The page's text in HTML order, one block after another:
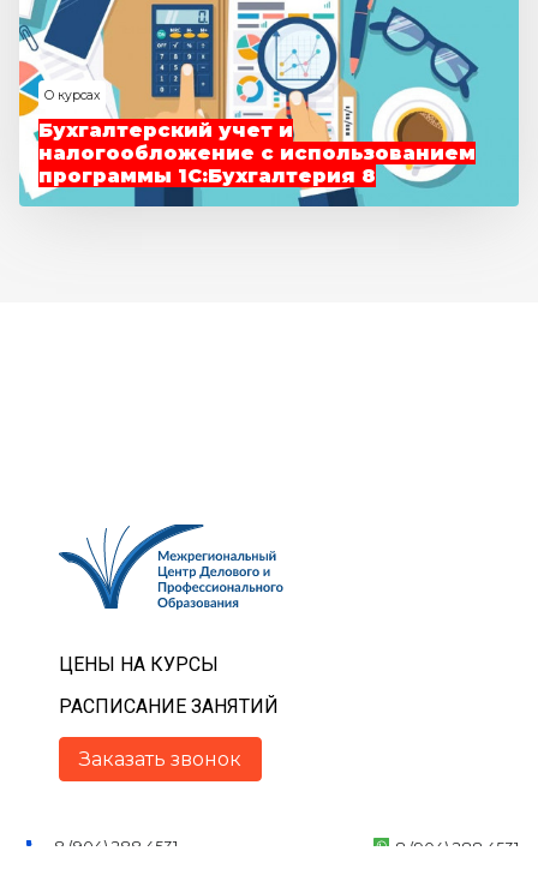
О курсах
Бухгалтерский учет и
налогообложение с использованием
программы 1С:Бухгалтерия 8
ЦЕНЫ НА КУРСЫ
РАСПИСАНИЕ ЗАНЯТИЙ
Заказать звонок
8 (904) 288 4531
8 (904) 288 4531